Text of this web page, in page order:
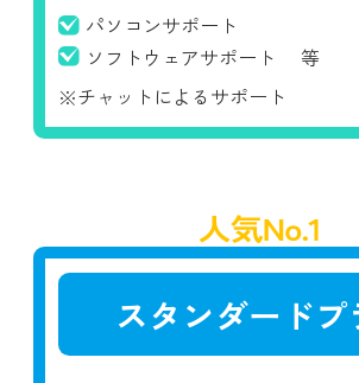
パソコンサポート
ソフトウェアサポート
等
※チャットによるサポート
スタンダードプ